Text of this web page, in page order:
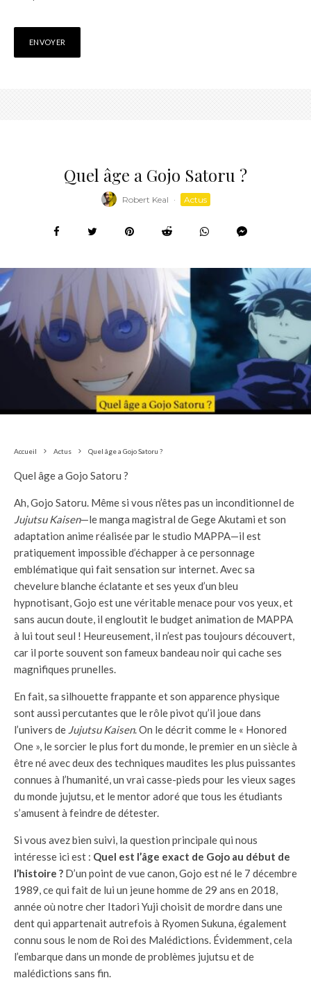
Quel âge a Gojo Satoru ?
Robert Keal · Actus
Accueil Actus Quel âge a Gojo Satoru ?
Quel âge a Gojo Satoru ?
Ah, Gojo Satoru. Même si vous n’êtes pas un inconditionnel de
Jujutsu Kaisen—le manga magistral de Gege Akutami et son
adaptation anime réalisée par le studio MAPPA—il est
pratiquement impossible d’échapper à ce personnage
emblématique qui fait sensation sur internet. Avec sa
chevelure blanche éclatante et ses yeux d’un bleu
hypnotisant, Gojo est une véritable menace pour vos yeux, et
sans aucun doute, il engloutit le budget animation de MAPPA
à lui tout seul ! Heureusement, il n’est pas toujours découvert,
car il porte souvent son fameux bandeau noir qui cache ses
magnifiques prunelles.
En fait, sa silhouette frappante et son apparence physique
sont aussi percutantes que le rôle pivot qu’il joue dans
l’univers de Jujutsu Kaisen. On le décrit comme le « Honored
One », le sorcier le plus fort du monde, le premier en un siècle à
être né avec deux des techniques maudites les plus puissantes
connues à l’humanité, un vrai casse-pieds pour les vieux sages
du monde jujutsu, et le mentor adoré que tous les étudiants
s’amusent à feindre de détester.
Si vous avez bien suivi, la question principale qui nous
intéresse ici est : Quel est l’âge exact de Gojo au début de
l’histoire ? D’un point de vue canon, Gojo est né le 7 décembre
1989, ce qui fait de lui un jeune homme de 29 ans en 2018,
année où notre cher Itadori Yuji choisit de mordre dans une
dent qui appartenait autrefois à Ryomen Sukuna, également
connu sous le nom de Roi des Malédictions. Évidemment, cela
l’embarque dans un monde de problèmes jujutsu et de
malédictions sans fin.